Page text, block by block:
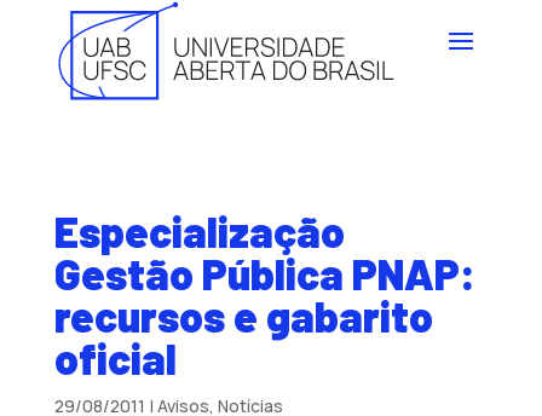
Especialização
Gestão Pública PNAP:
recursos e gabarito
oficial
29/08/2011 | Avisos, Notícias